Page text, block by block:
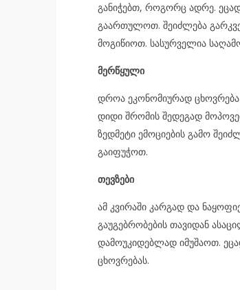
განიჭებთ, როგორც ადრე.
გაართულოთ. შეიძლება
მოგიწიოთ. სასურველია
მერწყული
დროა ეკონომიურად ცხოვრება
დიდი შრომის შედეგად
ზედმეტი ემოციების გამო
გაიფუჭოთ.
თევზები
ამ კვირაში კარგად და
გაუგებრობების თავიდან
დამოუკიდებლად იმუშაოთ.
ცხოვრებას.